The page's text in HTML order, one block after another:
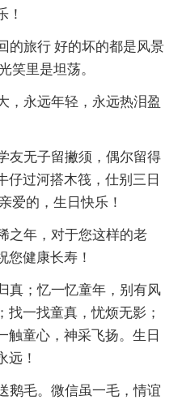
！
的旅行 好的坏的都是风景
笑里是坦荡。
，永远年轻，永远热泪盈
友无子留撇须，偶尔留得
仔过河搭木筏，仕别三日
爱的，生日快乐！
之年，对于您这样的老
您健康长寿！
真；忆一忆童年，别有风
找一找童真，忧烦无影；
触童心，神采飞扬。生日
远！
鹅毛。微信虽一毛，情谊